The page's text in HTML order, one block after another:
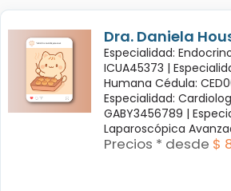
Dra. Daniela
Especialidad:
ICUA45373 |
Humana Cédula:
Especialidad:
GABY3456789 |
Laparoscópica
Precios * desde $